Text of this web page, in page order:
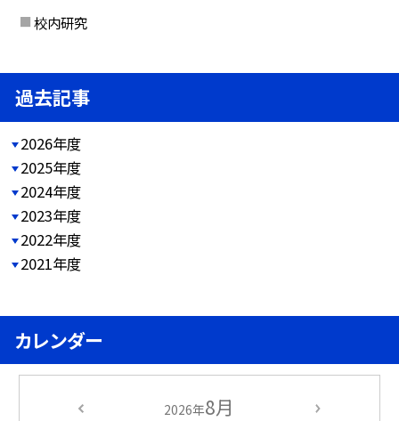
校内研究
過去記事
2026年度
2025年度
2024年度
2023年度
2022年度
2021年度
カレンダー
2026年8月